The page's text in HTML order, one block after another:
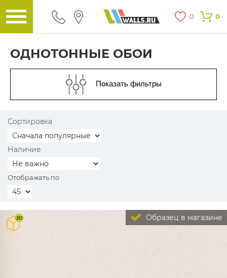
0 0
ОДНОТОННЫЕ ОБОИ
Показать фильтры
Сортировка
Наличие
Отображать по
Образец в магазине